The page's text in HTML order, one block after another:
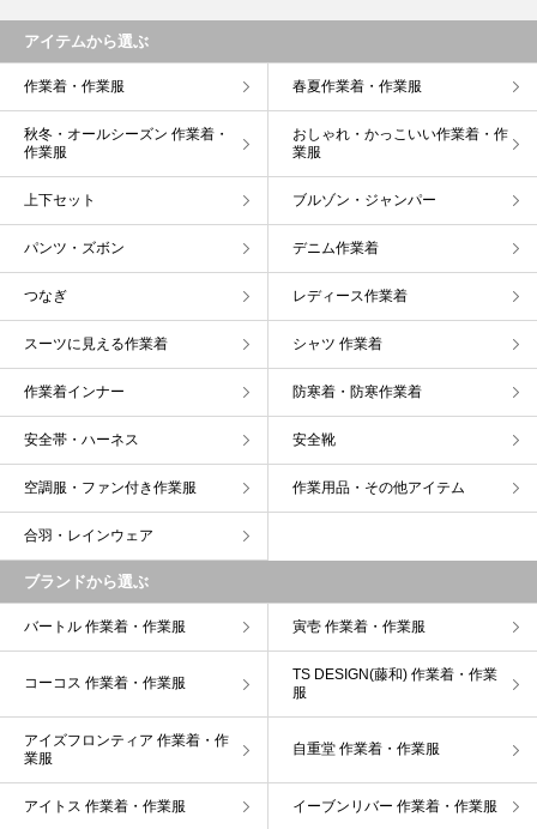
アイテムから選ぶ
作業着・作業服 春夏作業着・作業服
秋冬・オールシーズン 作業着・
作業服
おしゃれ・かっこいい作業着・作
業服
上下セット ブルゾン・ジャンパー
パンツ・ズボン デニム作業着
つなぎ レディース作業着
スーツに見える作業着 シャツ 作業着
作業着インナー 防寒着・防寒作業着
安全帯・ハーネス 安全靴
空調服・ファン付き作業服 作業用品・その他アイテム
合羽・レインウェア
ブランドから選ぶ
バートル 作業着・作業服 寅壱 作業着・作業服
コーコス 作業着・作業服
TS DESIGN(藤和) 作業着・作業
服
アイズフロンティア 作業着・作
業服
自重堂 作業着・作業服
アイトス 作業着・作業服 イーブンリバー 作業着・作業服